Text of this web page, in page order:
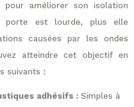
améliorer son isolation
porte est lourde, plus elle
causées par les ondes
atteindre cet objectif en
suivants :
adhésifs : Simples à